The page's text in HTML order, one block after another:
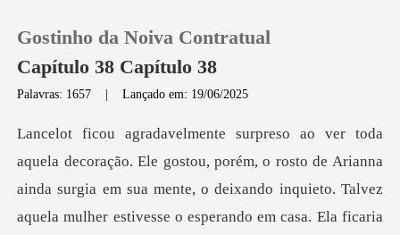
0
Gostinho da Noiva Contratual
Capítulo 38 Capítulo 38
Palavras: 1657 |Lançado em: 19/06/2025
gia em sua mente, o deixando inquieto. Talvez
aquela mulher estivesse o esperando em casa. Ela ficaria